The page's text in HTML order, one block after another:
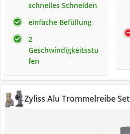
schnelles Schneiden
einfache Befüllung
2
Geschwindigkeitsstu
fen
Zyliss Alu Trommelreibe Set